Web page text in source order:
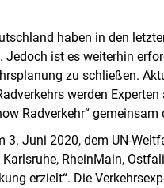
haben in den
Jedoch ist es weiterhin
zu schließen.
werden
Radverkehr“ gemeinsam
Juni 2020, dem UN-
RheinMain,
erzielt“. Die